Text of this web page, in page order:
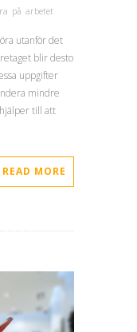
på arbetet
utanför det
blir desto
uppgifter
mindre
till att
READ MORE